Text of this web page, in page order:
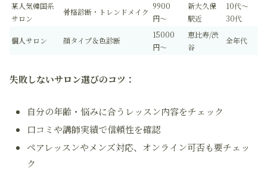
某人気韓国系
サロン
骨格診断・トレンドメイク
9900
円〜
新大久保
駅近
10代〜
30代
個人サロン 顔タイプ＆色診断
15000
円〜
恵比寿/渋
谷
全年代
失敗しないサロン選びのコツ：
自分の年齢・悩みに合うレッスン内容をチェック
口コミや講師実績で信頼性を確認
ペアレッスンやメンズ対応、オンライン可否も要チェッ
ク